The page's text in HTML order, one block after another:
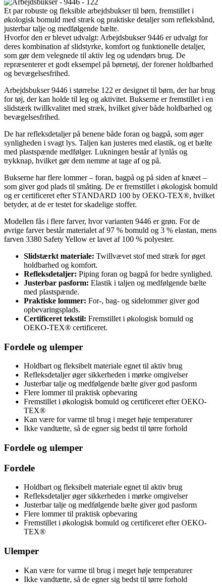
Et par robuste og fleksible arbejdsbukser til børn, fremstillet i
økologisk bomuld med stræk og praktiske detaljer som refleksbånd,
justerbar talje og medfølgende bælte.
Hvorfor den er blevet udvalgt: Arbejdsbukser 9446 er udvalgt for
deres kombination af slidstyrke, komfort og funktionelle detaljer,
som gør dem velegnede til aktiv leg og udendørs brug. De
repræsenterer et godt eksempel på børnetøj, der forener holdbarhed
og bevægelsesfrihed.
Arbejdsbukser 9446 i størrelse 122 er designet til børn, der har brug
for tøj, der kan holde til leg og aktivitet. Bukserne er fremstillet i en
slidstærk twillkvalitet med stræk, hvilket giver både holdbarhed og
bevægelsesfrihed.
De har refleksdetaljer på benene både foran og bagpå, som øger
synligheden i svagt lys. Taljen kan justeres med elastik, og et bælte
med plastspænde medfølger. Lukningen består af lynlås og
trykknap, hvilket gør dem nemme at tage af og på.
Bukserne har flere lommer – foran, bagpå og på siden af knæet –
som giver god plads til småting. De er fremstillet i økologisk bomuld
og er certificeret efter STANDARD 100 by OEKO-TEX®, hvilket
betyder, at de er testet for skadelige stoffer.
Modellen fås i flere farver, hvor varianten 9446 er grøn. For de
øvrige farver består materialet af 97 % bomuld og 3 % elastan, mens
farven 3380 Safety Yellow er lavet af 100 % polyester.
Slidstærkt materiale: Twillvævet stof med stræk for øget
holdbarhed og komfort.
Refleksdetaljer: Piping foran og bagpå for bedre synlighed.
Justerbar pasform: Elastik i taljen og medfølgende bælte
med plastspænde.
Praktiske lommer: For-, bag- og sidelommer giver god
opbevaringsplads.
Certificeret tekstil: Fremstillet i økologisk bomuld og
OEKO-TEX® certificeret.
Fordele og ulemper
Holdbart og fleksibelt materiale egnet til aktiv brug
Refleksdetaljer øger sikkerheden i mørke omgivelser
Justerbar talje og medfølgende bælte giver god pasform
Flere lommer til praktisk opbevaring
Fremstillet i økologisk bomuld og certificeret efter OEKO-
TEX®
Kan være for varme til brug i meget høje temperaturer
Ikke vandtætte, så de egner sig bedst til tørre forhold
Fordele og ulemper
Fordele
Holdbart og fleksibelt materiale egnet til aktiv brug
Refleksdetaljer øger sikkerheden i mørke omgivelser
Justerbar talje og medfølgende bælte giver god pasform
Flere lommer til praktisk opbevaring
Fremstillet i økologisk bomuld og certificeret efter OEKO-
TEX®
Ulemper
Kan være for varme til brug i meget høje temperaturer
Ikke vandtætte, så de egner sig bedst til tørre forhold